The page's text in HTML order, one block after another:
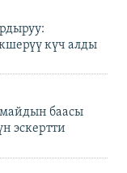
күч алды
баасы
эскертти